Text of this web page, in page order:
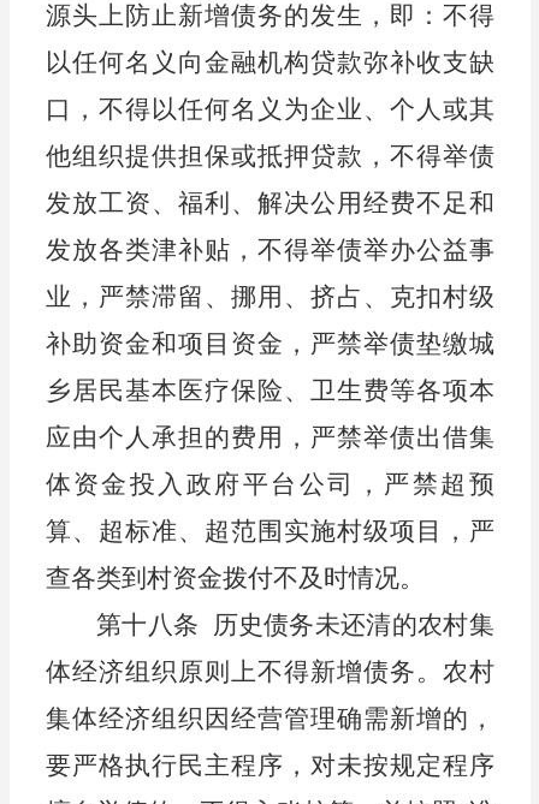
源头上防止新增债务的发生，即：不得
以任何名义向金融机构贷款弥补收支缺
口，不得以任何名义为企业、个人或其
他组织提供担保或抵押贷款，不得举债
发放工资、福利、解决公用经费不足和
发放各类津补贴，不得举债举办公益事
业，严禁滞留、挪用、挤占、克扣村级
补助资金和项目资金，严禁举债垫缴城
乡居民基本医疗保险、卫生费等各项本
应由个人承担的费用，严禁举债出借集
体资金投入政府平台公司，严禁超预
算、超标准、超范围实施村级项目，严
查各类到村资金拨付不及时情况。
第十八条
历史债务未还清的农村集
体经济组织原则上不得新增债务。 农村
集体经济组织 因经营管理确需新增的，
要严格执行民主程序，对未按规定程序